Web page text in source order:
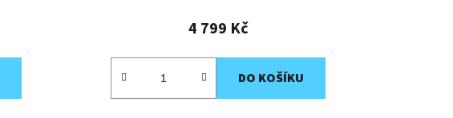
4 799 Kč
DO KOŠÍKU